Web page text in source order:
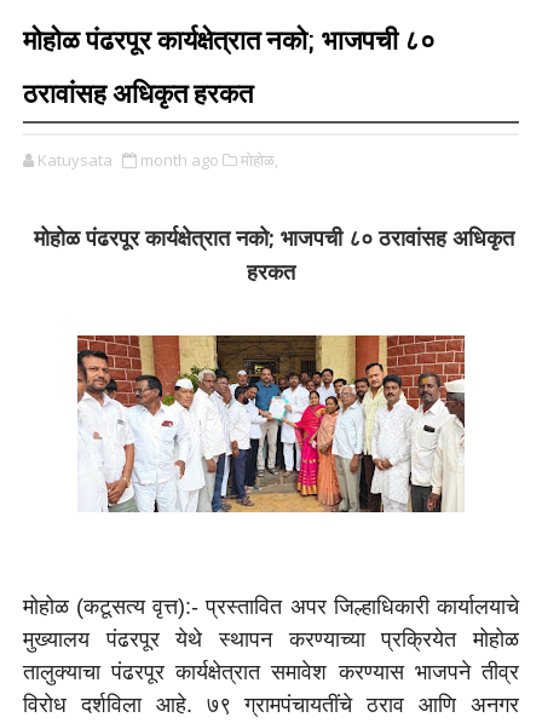
मोहोळ पंढरपूर कार्यक्षेत्रात नको; भाजपची ८०
ठरावांसह अधिकृत हरकत
Katuysata month ago मोहोळ,
मोहोळ पंढरपूर कार्यक्षेत्रात नको; भाजपची ८० ठरावांसह अधिकृत
हरकत
मोहोळ (कटूसत्य वृत्त):- प्रस्तावित अपर जिल्हाधिकारी कार्यालयाचे
मुख्यालय पंढरपूर येथे स्थापन करण्याच्या प्रक्रियेत मोहोळ
तालुक्याचा पंढरपूर कार्यक्षेत्रात समावेश करण्यास भाजपने तीव्र
विरोध दर्शविला आहे. ७९ ग्रामपंचायतींचे ठराव आणि अनगर